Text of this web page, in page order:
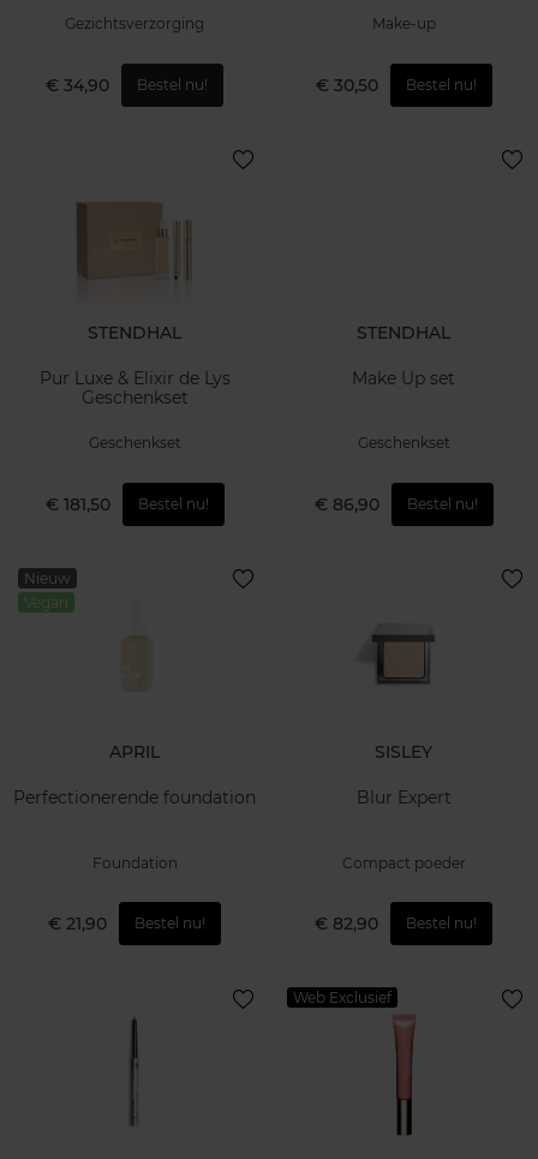
Gezichtsverzorging
€ 34,90 Bestel nu!
Make-up
€ 30,50 Bestel nu!
STENDHAL
Pur Luxe & Elixir de Lys
Geschenkset
Geschenkset
€ 181,50 Bestel nu!
STENDHAL
Make Up set
Geschenkset
€ 86,90 Bestel nu!
Nieuw
Vegan
APRIL
Perfectionerende foundation
Foundation
€ 21,90 Bestel nu!
SISLEY
Blur Expert
Compact poeder
€ 82,90 Bestel nu!
Web Exclusief